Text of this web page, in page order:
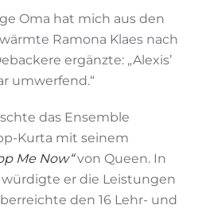
Oma hat mich aus den
Ramona Klaes nach
ergänzte: „Alexis’
umwerfend.“
das Ensemble
Kurta mit seinem
Me Now“von Queen. In
er die Leistungen
den 16 Lehr- und